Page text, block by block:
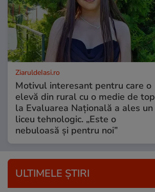
ZiaruldeIasi.ro
Motivul interesant pentru care o
elevă din rural cu o medie de top
la Evaluarea Națională a ales un
liceu tehnologic. „Este o
nebuloasă și pentru noi”
ULTIMELE ȘTIRI